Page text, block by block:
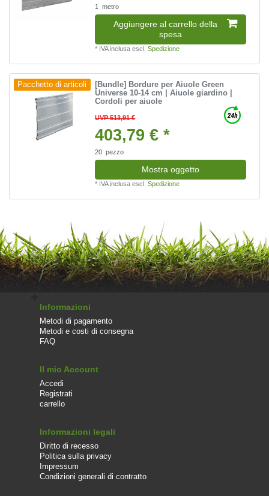
1 metro
Aggiungere al carrello della
spesa
* IVA inclusa escl.Spedizione
Pacchetto di articoli
[Bundle] Bordure per Aiuole Green
Universe 10-14 cm | Aiuole giardino |
Cordoli per aiuole
UVP 513,91 €
403,79 € *
20 pezzo
Mostra oggetto
* IVA inclusa escl.Spedizione
Informazioni
Metodi di pagamento
Metodi e costi di consegna
FAQ
Il mio Account
Accedi
Registrati
carrello
Informazioni legali
Diritto di recesso
Politica sulla privacy
Impressum
Condizioni generali di contratto